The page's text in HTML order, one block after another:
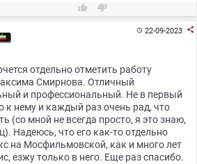
 
22-09-2023 
отдельно отметить работу
Смирнова. Отличный
и профессиональный. Не в первый
нему и каждый раз очень рад, что
(со мной не всегда просто, я это знаю,
Надеюсь, что его как-то отдельно
на Мосфильмовской, как и много лет
езжу только в него. Еще раз спасибо.